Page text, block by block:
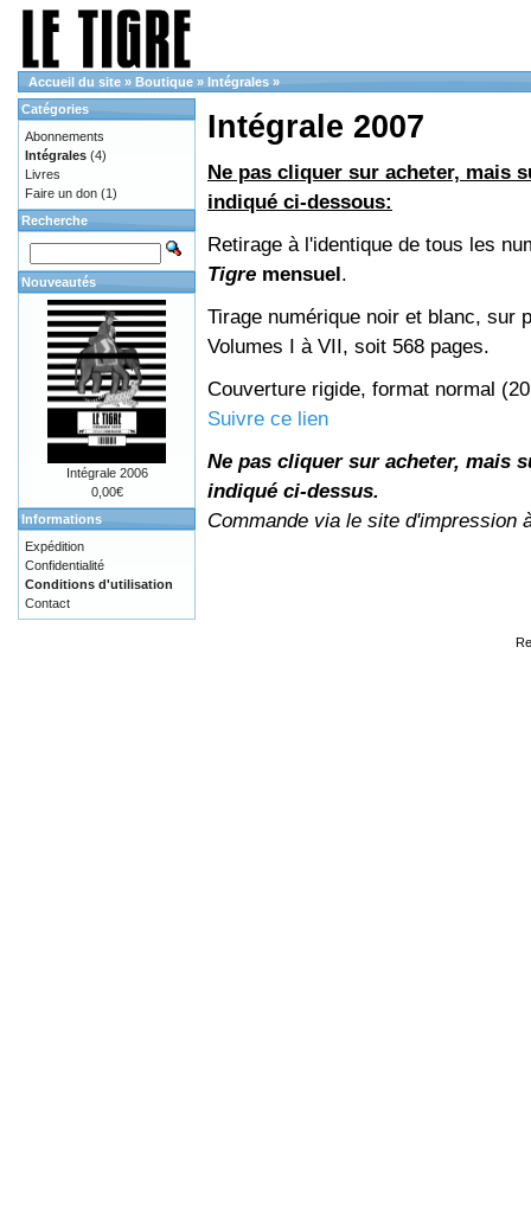
Accueil du site » Boutique » Intégrales »
Intégrale 2007
Ne pas cliquer sur acheter, mais
indiqué ci-dessous:
Retirage à l'identique de tous les
Tigre mensuel.
Tirage numérique noir et blanc, sur
Volumes I à VII, soit 568 pages.
Couverture rigide, format normal
Suivre ce lien
Ne pas cliquer sur acheter, mais
indiqué ci-dessus.
Commande via le site d'impression
Catégories
Abonnements
Intégrales (4)
Livres
Faire un don (1)
Recherche
Nouveautés
Intégrale 2006
0,00€
Informations
Expédition
Confidentialité
Conditions d'utilisation
Contact